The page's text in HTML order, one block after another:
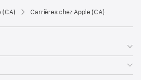
(CA) Carrières chez Apple (CA)